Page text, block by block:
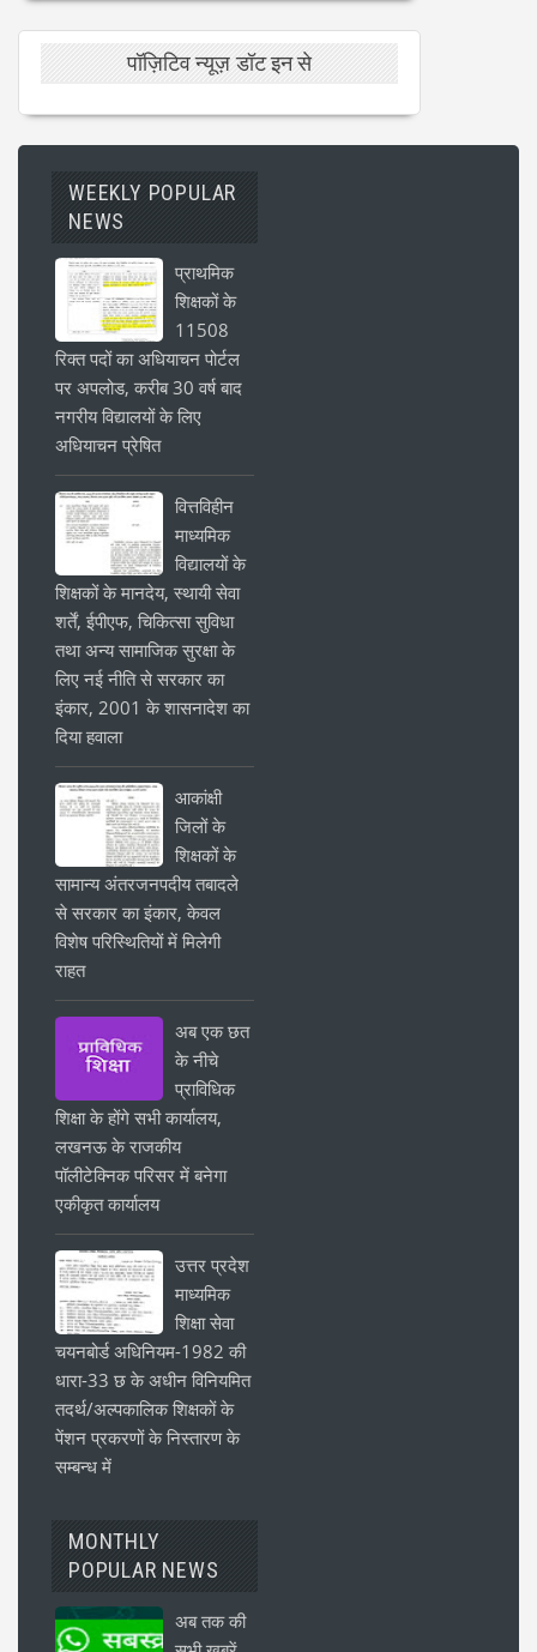
पॉज़िटिव न्यूज़ डॉट इन से
WEEKLY POPULAR
NEWS
प्राथमिक
शिक्षकों के
11508
रिक्त पदों का अधियाचन पोर्टल
पर अपलोड, करीब 30 वर्ष बाद
नगरीय विद्यालयों के लिए
अधियाचन प्रेषित
वित्तविहीन
माध्यमिक
विद्यालयों के
शिक्षकों के मानदेय, स्थायी सेवा
शर्तें, ईपीएफ, चिकित्सा सुविधा
तथा अन्य सामाजिक सुरक्षा के
लिए नई नीति से सरकार का
इंकार, 2001 के शासनादेश का
दिया हवाला
आकांक्षी
जिलों के
शिक्षकों के
सामान्य अंतरजनपदीय तबादले
से सरकार का इंकार, केवल
विशेष परिस्थितियों में मिलेगी
राहत
अब एक छत
के नीचे
प्राविधिक
शिक्षा के होंगे सभी कार्यालय,
लखनऊ के राजकीय
पॉलीटेक्निक परिसर में बनेगा
एकीकृत कार्यालय
उत्तर प्रदेश
माध्यमिक
शिक्षा सेवा
चयनबोर्ड अधिनियम-1982 की
धारा-33 छ के अधीन विनियमित
तदर्थ/अल्पकालिक शिक्षकों के
पेंशन प्रकरणों के निस्तारण के
सम्बन्ध में
MONTHLY
POPULAR NEWS
अब तक की